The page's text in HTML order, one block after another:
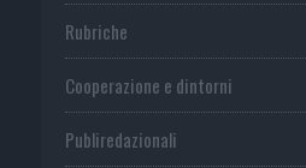
Rubriche
Cooperazione e dintorni
Publiredazionali